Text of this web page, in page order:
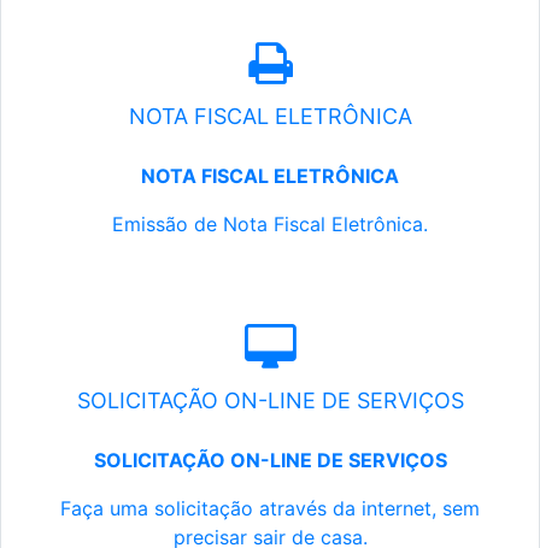
NOTA FISCAL ELETRÔNICA
NOTA FISCAL ELETRÔNICA
Emissão de Nota Fiscal Eletrônica.
SOLICITAÇÃO ON-LINE DE SERVIÇOS
SOLICITAÇÃO ON-LINE DE SERVIÇOS
Faça uma solicitação através da internet, sem
precisar sair de casa.